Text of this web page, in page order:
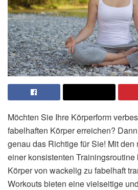
Möchten Sie Ihre Körperform
fabelhaften Körper erreichen?
genau das Richtige für Sie! Mit
einer konsistenten Trainingsroutine
Körper von wackelig zu fabelhaft
Workouts bieten eine vielseitige